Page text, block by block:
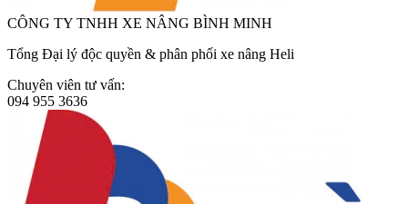
CÔNG TY TNHH XE NÂNG BÌNH MINH
Tổng Đại lý độc quyền & phân phối xe nâng Heli
Chuyên viên tư vấn:
094 955 3636